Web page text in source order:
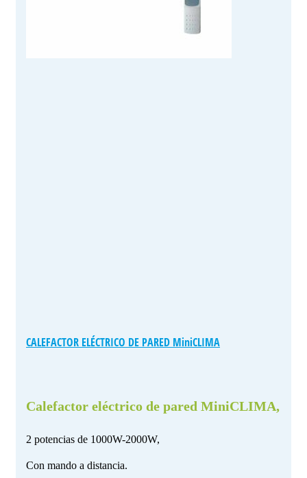
CALEFACTOR ELÉCTRICO DE PARED MiniCLIMA
Calefactor eléctrico de pared MiniCLIMA,
2 potencias de 1000W-2000W,
Con mando a distancia.